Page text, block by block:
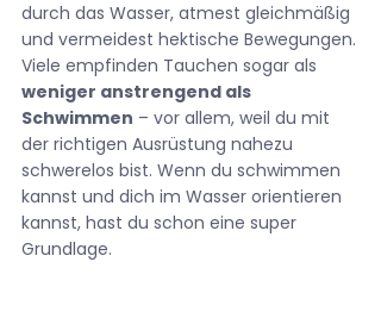
durch das Wasser, atmest gleichmäßig
und vermeidest hektische Bewegungen.
Viele empfinden Tauchen sogar als
weniger anstrengend als
Schwimmen – vor allem, weil du mit
der richtigen Ausrüstung nahezu
schwerelos bist. Wenn du schwimmen
kannst und dich im Wasser orientieren
kannst, hast du schon eine super
Grundlage.